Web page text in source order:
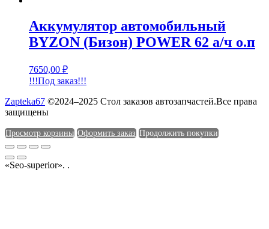
Аккумулятор автомобильный
BYZON (Бизон) POWER 62 а/ч о.п
7650,00 ₽
!!!Под заказ!!!
Zapteka67 ©2024–2025 Стол заказов автозапчастей.Все права
защищены
Просмотр корзины Оформить заказ Продолжить покупки
«Seo-superior». .